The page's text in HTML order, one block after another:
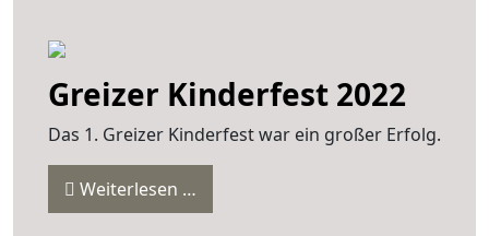
Greizer Kinderfest 2022
Das 1. Greizer Kinderfest war ein großer Erfolg.
Weiterlesen …